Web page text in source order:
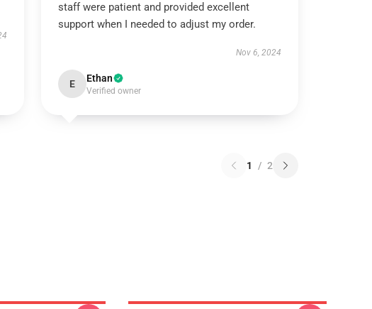
staff were patient and provided excellent
support when I needed to adjust my order.
Nov 6, 2024
E Ethan
Verified owner
1 / 2